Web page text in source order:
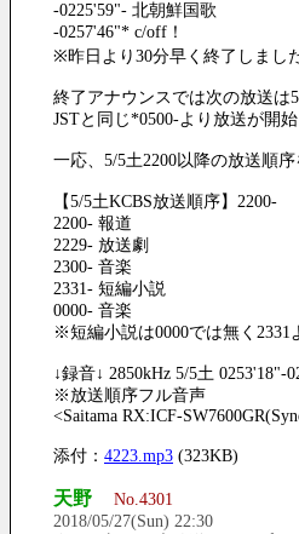
-0225'59"- 北朝鮮国歌
-0257'46"* c/off！
※昨日より30分早く終了しまし
終了アナウンスでは次の放送は
JSTと同じ*0500-より放送が開始
一応、5/5土2200以降の放送順
【5/5土KCBS放送順序】2200-
2200- 報道
2229- 放送劇
2300- 音楽
2331- 短編小説
0000- 音楽
※短編小説は0000では無く2331
↓録音↓ 2850kHz 5/5土 0253'18"-
※放送順序フル音声
<Saitama RX:ICF-
添付： 4223.mp3 (323KB)
天野
No.4301
2018/05/27(Sun) 22:30